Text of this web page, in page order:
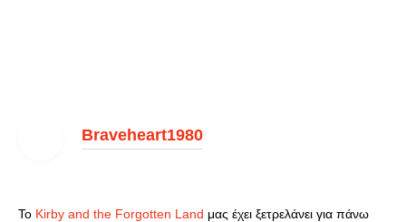
Braveheart1980
Το Kirby and the Forgotten Land μας έχει ξετρελάνει για πάνω